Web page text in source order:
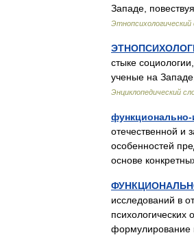
Западе,
Этнопсихологический
стыке
ученые на
Энциклопедический
функционально-
отечественной и
особенностей
основе
исследований в
формулирование